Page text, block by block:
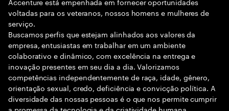
voltadas para os veteranos, nossos homens e mulheres de
serviço.
Buscamos perfis que estejam alinhados aos valores da
empresa, entusiastas em trabalhar em um ambiente
colaborativo e dinâmico, com excelência na entrega e
inovação presentes em seu dia a dia. Valorizamos
competências independentemente de raça, idade, gênero,
orientação sexual, credo, deficiência e convicção política. A
diversidade das nossas pessoas é o que nos permite cumprir